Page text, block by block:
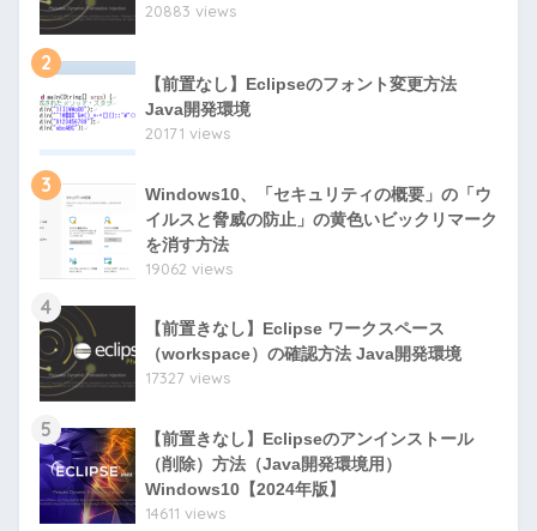
20883 views
2
【前置なし】Eclipseのフォント変更方法
Java開発環境
20171 views
3
Windows10、「セキュリティの概要」の「ウ
イルスと脅威の防止」の黄色いビックリマーク
を消す方法
19062 views
4
【前置きなし】Eclipse ワークスペース
（workspace）の確認方法 Java開発環境
17327 views
5
【前置きなし】Eclipseのアンインストール
（削除）方法（Java開発環境用）
Windows10【2024年版】
14611 views